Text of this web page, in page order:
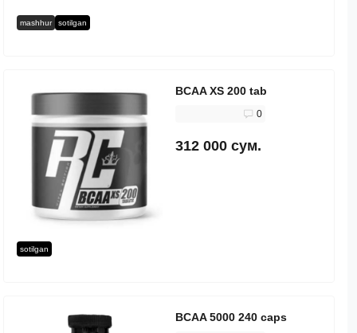
mashhur sotilgan
sotilgan
BCAA XS 200 tab
0
312 000 сум.
BCAA 5000 240 caps